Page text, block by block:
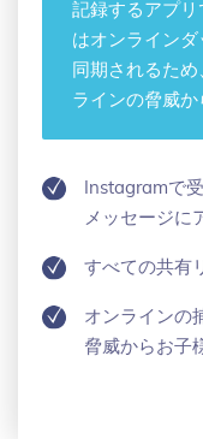
記録するアプリ
はオンライン
同期されるた
ラインの脅威か
Instagramで
メッセージに
すべての共有
オンラインの
脅威からお子